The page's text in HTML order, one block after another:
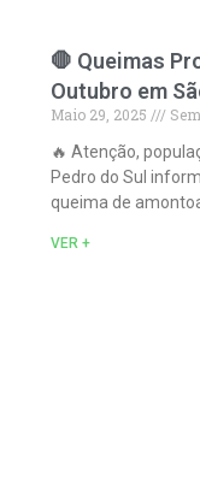
🛑 Queimas
Outubro em
Maio 29, 2025
🔥 Atenção,
Pedro do Sul
queima de
VER +